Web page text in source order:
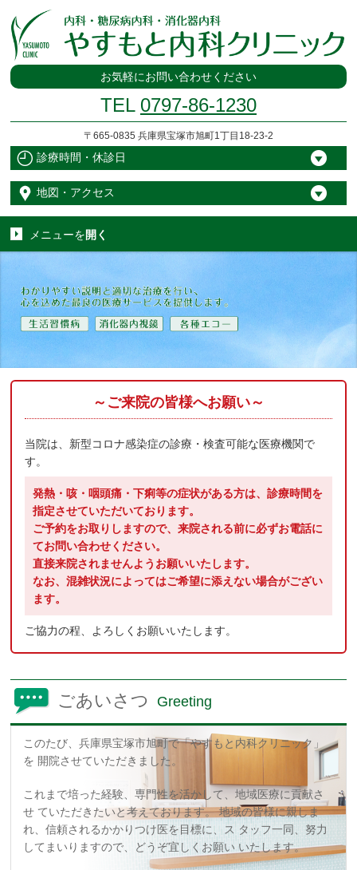
お気軽にお問い合わせください
TEL 0797-86-1230
〒665-0835 兵庫県宝塚市旭町1丁目18-23-2
診療時間・休診日
地図・アクセス
メニューを開く
～ご来院の皆様へお願い～
当院は、新型コロナ感染症の診療・検査可能な医療機関で
す。
発熱・咳・咽頭痛・下痢等の症状がある方は、診療時間を
指定させていただいております。
ご予約をお取りしますので、来院される前に必ずお電話に
てお問い合わせください。
直接来院されませんようお願いいたします。
なお、混雑状況によってはご希望に添えない場合がござい
ます。
ご協力の程、よろしくお願いいたします。
ごあいさつ Greeting
このたび、兵庫県宝塚市旭町で「やすもと内科クリニック」
を 開院させていただきました。
これまで培った経験、専門性を活かして、地域医療に貢献さ
せ ていただきたいと考えております。 地域の皆様に親しま
れ、信頼されるかかりつけ医を目標に、ス タッフ一同、努力
してまいりますので、どうぞ宜しくお願い いたします。